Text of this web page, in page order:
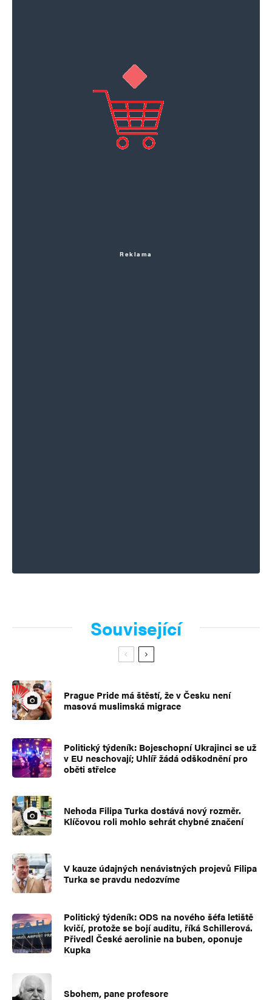
Reklama
Související
Prague Pride má štěstí, že v Česku není
masová muslimská migrace
Politický týdeník: Bojeschopní Ukrajinci se už
v EU neschovají; Uhlíř žádá odškodnění pro
oběti střelce
Nehoda Filipa Turka dostává nový rozměr.
Klíčovou roli mohlo sehrát chybné značení
V kauze údajných nenávistných projevů Filipa
Turka se pravdu nedozvíme
Politický týdeník: ODS na nového šéfa letiště
kvičí, protože se bojí auditu, říká Schillerová.
Přivedl České aerolinie na buben, oponuje
Kupka
Sbohem, pane profesore